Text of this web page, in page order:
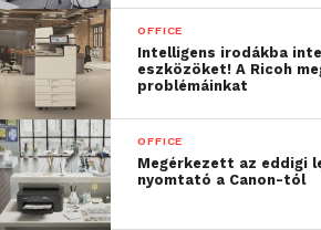
legfontosabb területen is kiválóan
képminőséggel rendelkezik. A
technológia rendkívül széles, 178/
betekintési szöget tesz lehetővé,
nagyjából bármilyen szögből –
nézheti. A 16:10-es képaránynak
nagy táblázatokat vagy többoldalas
dokumentumokat kezelő
OFFICE
Intelligens irodákba
eszközöket! A Ricoh
problémáinkat
OFFICE
Megérkezett az eddigi
nyomtató a Canon-tól